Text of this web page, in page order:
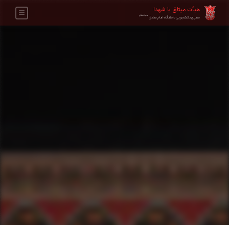
هیأت میثاق با شهدا
بسیج دانشجویی دانشگاه امام صادقعلیه‌السلام